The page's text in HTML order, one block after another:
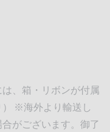
、箱・リボンが付属
※海外より輸送し
がございます。御了